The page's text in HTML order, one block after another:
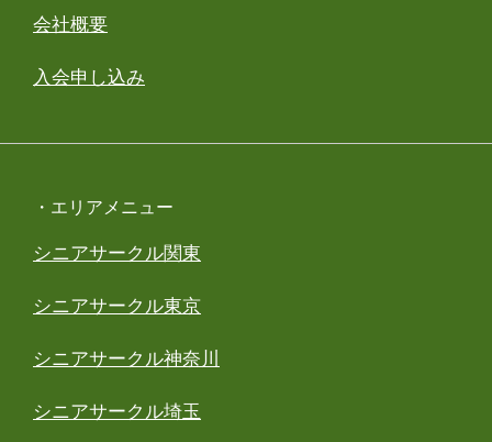
会社概要
入会申し込み
・エリアメニュー
シニアサークル関東
シニアサークル東京
シニアサークル神奈川
シニアサークル埼玉